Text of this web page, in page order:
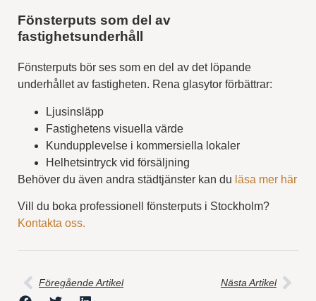
Fönsterputs som del av
fastighetsunderhåll
Fönsterputs bör ses som en del av det löpande
underhållet av fastigheten. Rena glasytor förbättrar:
Ljusinsläpp
Fastighetens visuella värde
Kundupplevelse i kommersiella lokaler
Helhetsintryck vid försäljning
Behöver du även andra städtjänster kan du läsa mer här
Vill du boka professionell fönsterputs i Stockholm?
Kontakta oss.
Föregående Artikel Nästa Artikel